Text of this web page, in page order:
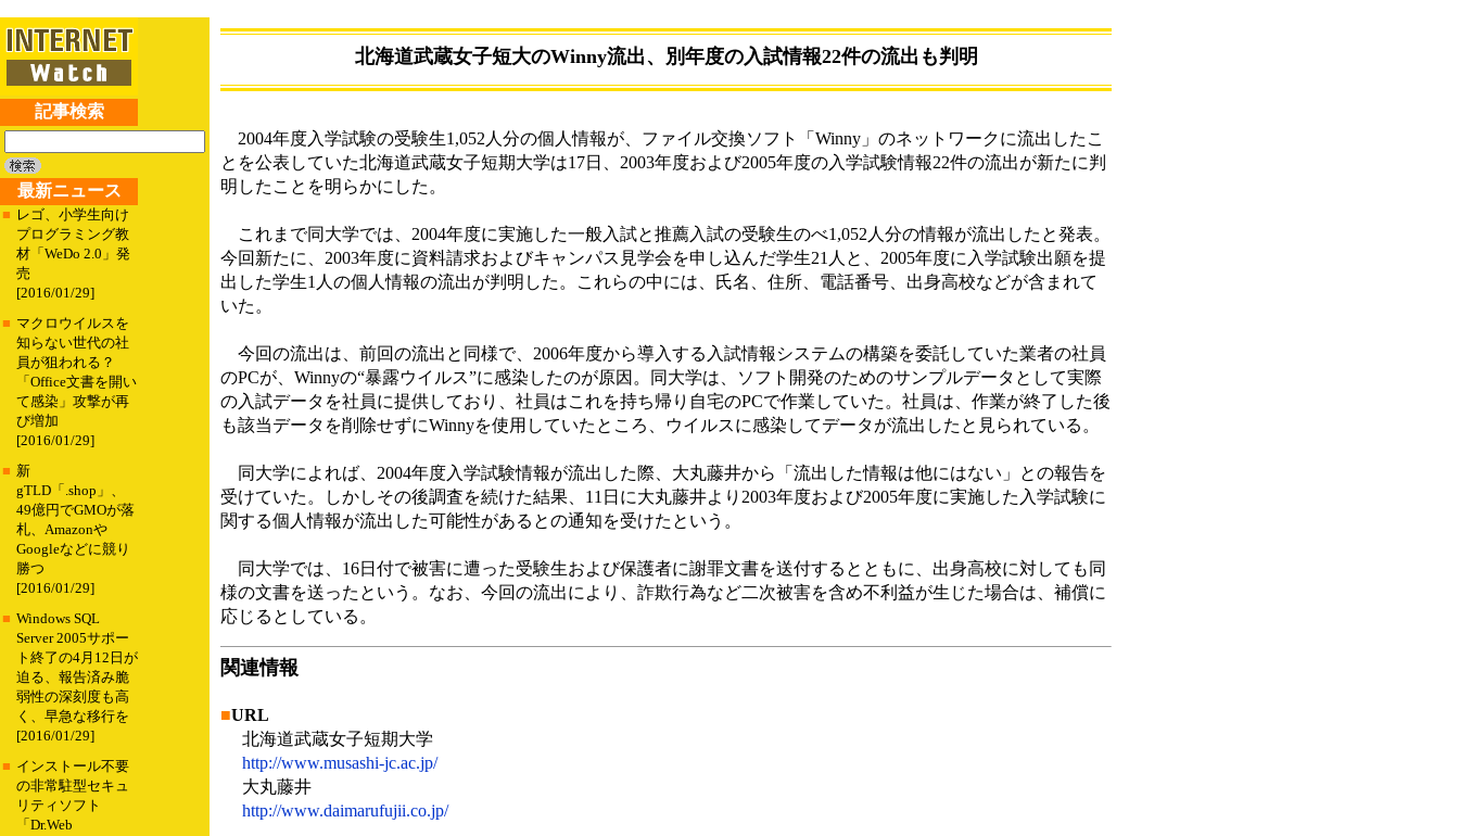
記事検索
最新ニュース
■ レゴ、小学生向け
プログラミング教
材「WeDo 2.0」発
売
[2016/01/29]
■ マクロウイルスを
知らない世代の社
員が狙われる？
「Office文書を開い
て感染」攻撃が再
び増加
[2016/01/29]
■ 新
gTLD「.shop」、
49億円でGMOが落
札、Amazonや
Googleなどに競り
勝つ
[2016/01/29]
■ Windows SQL
Server 2005サポー
ト終了の4月12日が
迫る、報告済み脆
弱性の深刻度も高
く、早急な移行を
[2016/01/29]
■ インストール不要
の非常駐型セキュ
リティソフト
「Dr.Web
北海道武蔵女子短大のWinny流出、別年度の入試情報22件の流出も判明
2004年度入学試験の受験生1,052人分の個人情報が、ファイル交換ソフト「Winny」のネットワークに流出したこ
とを公表していた北海道武蔵女子短期大学は17日、2003年度および2005年度の入学試験情報22件の流出が新たに判
明したことを明らかにした。
これまで同大学では、2004年度に実施した一般入試と推薦入試の受験生のべ1,052人分の情報が流出したと発表。
今回新たに、2003年度に資料請求およびキャンパス見学会を申し込んだ学生21人と、2005年度に入学試験出願を提
出した学生1人の個人情報の流出が判明した。これらの中には、氏名、住所、電話番号、出身高校などが含まれて
いた。
今回の流出は、前回の流出と同様で、2006年度から導入する入試情報システムの構築を委託していた業者の社員
のPCが、Winnyの“暴露ウイルス”に感染したのが原因。同大学は、ソフト開発のためのサンプルデータとして実際
の入試データを社員に提供しており、社員はこれを持ち帰り自宅のPCで作業していた。社員は、作業が終了した後
も該当データを削除せずにWinnyを使用していたところ、ウイルスに感染してデータが流出したと見られている。
同大学によれば、2004年度入学試験情報が流出した際、大丸藤井から「流出した情報は他にはない」との報告を
受けていた。しかしその後調査を続けた結果、11日に大丸藤井より2003年度および2005年度に実施した入学試験に
関する個人情報が流出した可能性があるとの通知を受けたという。
同大学では、16日付で被害に遭った受験生および保護者に謝罪文書を送付するとともに、出身高校に対しても同
様の文書を送ったという。なお、今回の流出により、詐欺行為など二次被害を含め不利益が生じた場合は、補償に
応じるとしている。
関連情報
■URL
北海道武蔵女子短期大学
http://www.musashi-jc.ac.jp/
大丸藤井
http://www.daimarufujii.co.jp/